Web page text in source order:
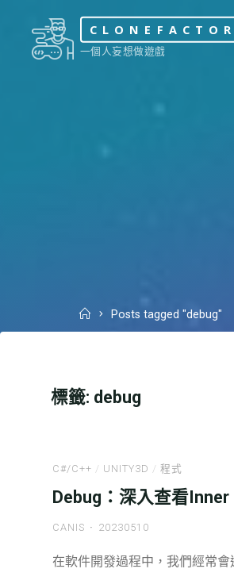
content
CLONEFACTOR
一個人妄想做遊戲
HomePosts tagged "debug"
標籤: debug
C#/C++ / UNITY3D / 程式
Debug：深入查看
CANIS 20230510
在軟件開發過程中，我們經常